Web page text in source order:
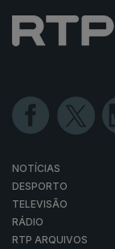
NOTÍCIAS
DESPORTO
TELEVISÃO
RÁDIO
RTP ARQUIVOS